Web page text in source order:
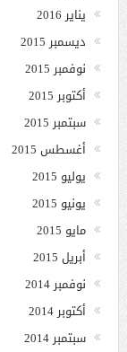
يناير 2016
ديسمبر 2015
نوفمبر 2015
أكتوبر 2015
سبتمبر 2015
أغسطس 2015
يوليو 2015
يونيو 2015
مايو 2015
أبريل 2015
نوفمبر 2014
أكتوبر 2014
سبتمبر 2014